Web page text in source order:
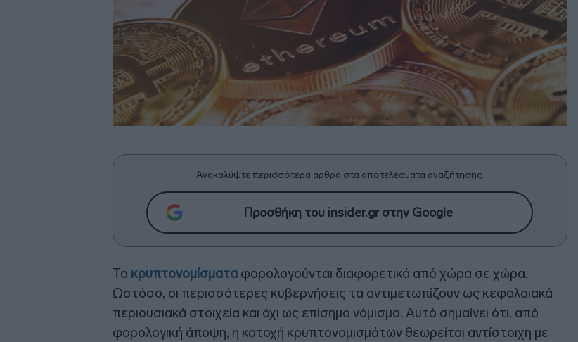
Ανακαλύψτε περισσότερα άρθρα στα αποτελέσματα αναζήτησης.
Προσθήκη του insider.gr στην Google
Τα κρυπτονομίσματα φορολογούνται διαφορετικά από χώρα σε χώρα.
Ωστόσο, οι περισσότερες κυβερνήσεις τα αντιμετωπίζουν ως κεφαλαιακά
περιουσιακά στοιχεία και όχι ως επίσημο νόμισμα. Αυτό σημαίνει ότι, από
φορολογική άποψη, η κατοχή κρυπτονομισμάτων θεωρείται αντίστοιχη με